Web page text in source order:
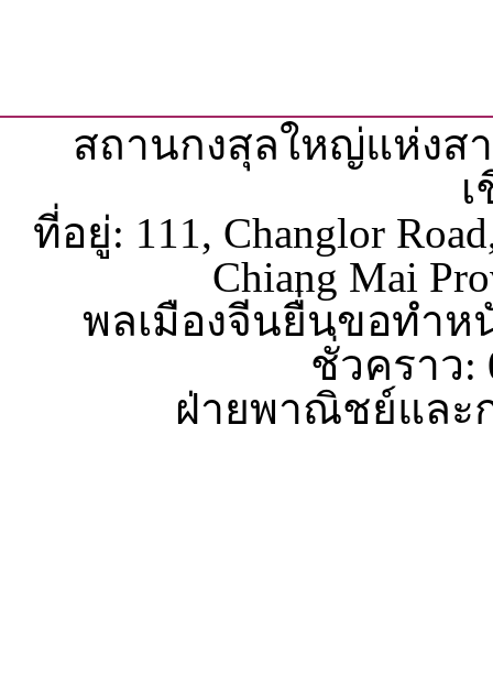
สถานกงสุลใหญ่แห่งส
ที่อยู่: 111, Changlor
Chiang Mai
พลเมืองจีนยื่นขอทำห
ชั่วคราว:
ฝ่ายพาณิชย์และก